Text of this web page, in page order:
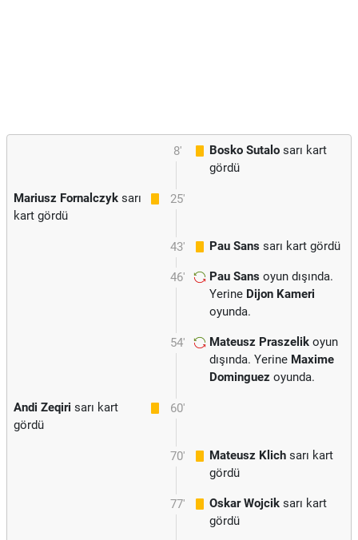
8' Bosko Sutalo sarı kart
gördü
25'
Mariusz Fornalczyk sarı
kart gördü
43' Pau Sans sarı kart gördü
46' Pau Sans oyun dışında.
Yerine Dijon Kameri
oyunda.
54' Mateusz Praszelik oyun
dışında. Yerine Maxime
Dominguez oyunda.
60'
Andi Zeqiri sarı kart
gördü
70' Mateusz Klich sarı kart
gördü
77' Oskar Wojcik sarı kart
gördü